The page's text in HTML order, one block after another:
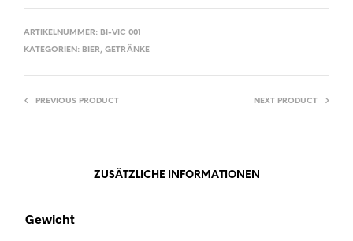
ARTIKELNUMMER: BI-VIC 001
KATEGORIEN: BIER, GETRÄNKE
PREVIOUS PRODUCT NEXT PRODUCT
ZUSÄTZLICHE INFORMATIONEN
Gewicht